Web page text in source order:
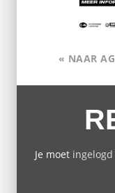
« NAAR
Je moet